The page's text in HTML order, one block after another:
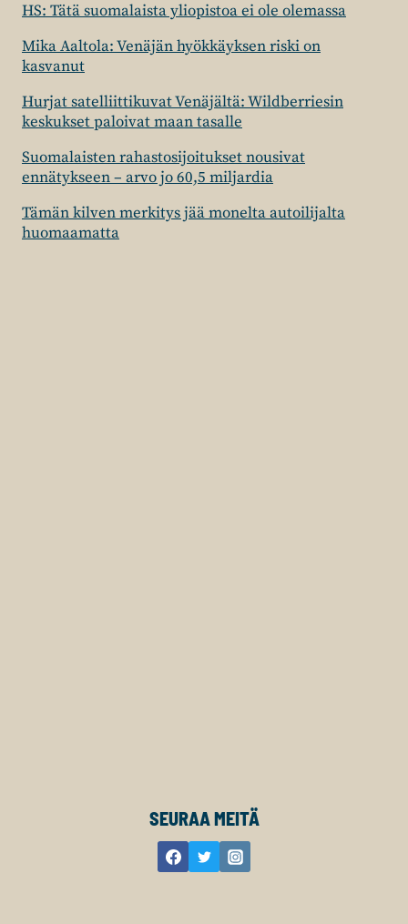
HS: Tätä suomalaista yliopistoa ei ole olemassa
Mika Aaltola: Venäjän hyökkäyksen riski on
kasvanut
Hurjat satelliittikuvat Venäjältä: Wildberriesin
keskukset paloivat maan tasalle
Suomalaisten rahastosijoitukset nousivat
ennätykseen – arvo jo 60,5 miljardia
Tämän kilven merkitys jää monelta autoilijalta
huomaamatta
SEURAA MEITÄ